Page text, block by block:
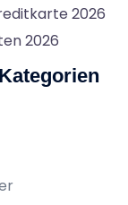
2026
2026
Kategorien